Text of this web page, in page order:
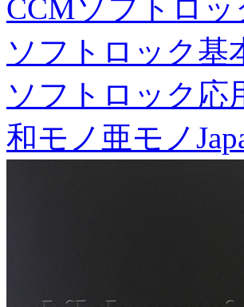
CCMソフトロッ
ソフトロック基
ソフトロック応
和モノ亜モノ